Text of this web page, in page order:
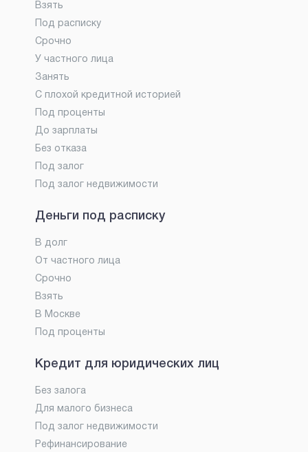
Взять
Под расписку
Срочно
У частного лица
Занять
С плохой кредитной историей
Под проценты
До зарплаты
Без отказа
Под залог
Под залог недвижимости
Деньги под расписку
В долг
От частного лица
Срочно
Взять
В Москве
Под проценты
Кредит для юридических лиц
Без залога
Для малого бизнеса
Под залог недвижимости
Рефинансирование